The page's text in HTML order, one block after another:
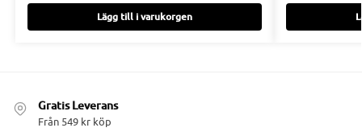
Lägg till i varukorgen
Gratis Leverans
Från 549 kr köp